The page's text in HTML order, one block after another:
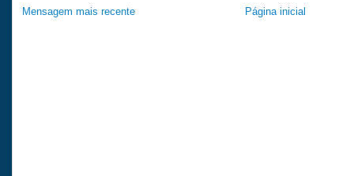
Mensagem mais recente Página inicial